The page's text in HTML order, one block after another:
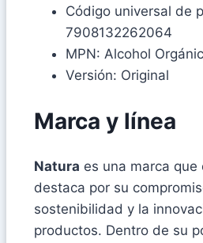
Código universal de
7908132262064
MPN: Alcohol
Versión: Original
Marca y línea
Natura es una marca que
destaca por su
sostenibilidad y la
productos. Dentro de su